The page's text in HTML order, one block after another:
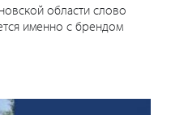
области слово
именно с брендом